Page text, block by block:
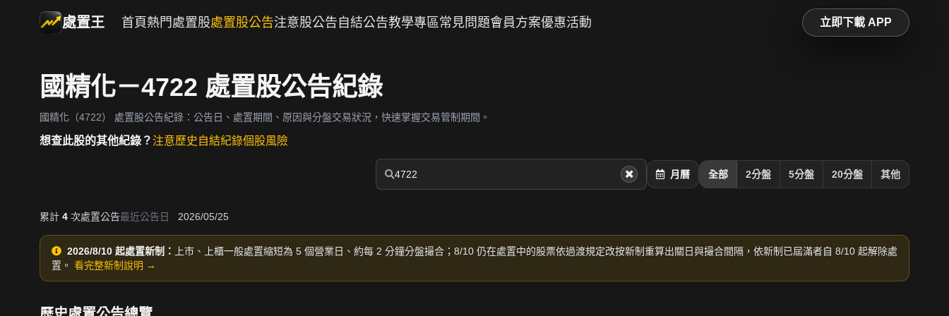
處置王 首頁 熱門處置股處置股公告注意股公告 自結公告教學專區常見問題會員方案優惠活動 立即下載 APP
國精化－4722 處置股公告紀錄
國精化（4722） 處置股公告紀錄：公告日、處置期間、原因與分盤交易狀況，快速掌握交易管制期間。
想查此股的其他紀錄？注意歷史自結紀錄個股風險
月曆 全部 2分盤 5分盤 20分盤 其他
累計 4 次處置公告最近公告日 2026/05/25
2026/8/10 起處置新制：
上市、上櫃一般處置縮短為 5 個營業日、約每 2 分鐘分盤撮合；8/10 仍在處置中的股票依過渡規定改按新制重算出關日與撮合間隔，依新制已屆滿者自 8/10 起解除處
置。 看完整新制說明 →